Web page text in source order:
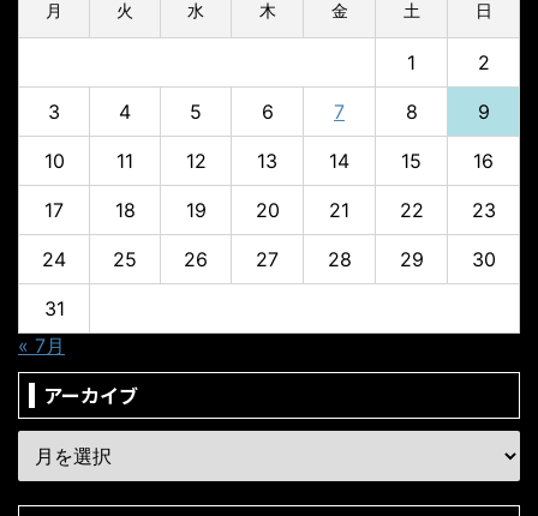
月 火 水 木 金 土 日
1 2
3 4 5 6 7 8 9
10 11 12 13 14 15 16
17 18 19 20 21 22 23
24 25 26 27 28 29 30
31
« 7月
アーカイブ